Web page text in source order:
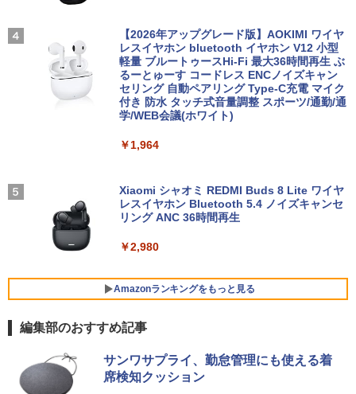
indows11 超高性能 第10世代Core i5-10
35G1 8GB 爆速NVMe式256GB-SSD カ
メラ 無線 Office付き Win11【中古ノー
トパソコン 中古パソコン 中古PC】送料
無料 あす楽対応 即日発送（Windows10
も対応可能 Win10）
レビュー投稿 5年保証｜MS Office 2024
H&B 搭載｜中古ノートパソコン Windo
ws11 Office付｜テンキー DVD 搭載｜C
｜店長厳選 Lenovo ThinkPad 15.6型 Bl
uetooth Wi-Fi 無線｜中古 パソコン 中古
￥29,800
＼11日まで限定価格／ノートパソコン 新
品 福袋 6点セット Intel Pentium GOLD
6500Y メモリ8GB SSD256GB Windows
MINISFORUM｜ミニスフォーラム 超小
型 デスクトップパソコン LN150W(Wind
ows 11 Pro/Intel Processor N150/メモ
リ 8GB/SSD 256GB/VESA) ミニPC LN1
50W-8/256-W11Pro(N150)
￥49,800
【第12世代 Intel Core i5-12500T/16GB
(DDR4)/M.2 SSD256GB/無線LAN/Win11
Pro-64bit】中古/送料無料 ※沖縄、離島
マウス＋新品キーボード付】Core i7 第8
ンチ液晶セッ Office付き Windows11 メ
モリ8GB/16GB/32GB SSD256GB/512G
B/ 1TB DisplayPort 2画面同時出力 WIFI
グレア フルHD 75Hz ブルーライト軽減
パネル 178度 広角 高解像度目に優しいフ
リッカーフリー (PS5確認済み/HDMI/VG
A/3年保証)
￥9,980
非光沢 スピーカー内蔵 3年保証 ディスプ
レイ パソコンモニター PCモニター フル
ハイビジョン 21インチ 液晶モニター ア
象
5
グリーンハウス 7型ワイド液晶 電子POP
HEP7FWH]
￥10,970
和山やま作品4冊セット 小冊子＆アクリ
ルスタンド付き特装版 （ビームコミック
ス） [ 和山 やま ]
￥11,000
施設基準パーフェクトブック 2026年度
￥22,000
【2026年アップグレード版】AOKIMI ワイヤ
レスイヤホン bluetooth イヤホン V12 小型
軽量 ブルートゥースHi-Fi 最大36時間再生 ぶ
るーとゅーす コードレス ENCノイズキャン
セリング 自動ペアリング Type-C充電 マイク
付き 防水 タッチ式音量調整 スポーツ/通勤/通
学/WEB会議(ホワイト)
￥1,964
Xiaomi シャオミ REDMI Buds 8 Lite ワイヤ
レスイヤホン Bluetooth 5.4 ノイズキャンセ
リング ANC 36時間再生
￥2,980
Amazonランキングをもっと見る
BRUCE WAYNE feat. Flo Milli, ATL Jacob
[Explicit]
【Amazon.co.jp限定】 い・ろ・は・す 2L P
ET ラベルレス ×8本
薬屋のひとりごと 17巻 (デジタル版ビッグガ
ンガンコミックス)
編集部のおすすめ記事
サンワサプライ、勤怠管理にも使える着
席検知クッション